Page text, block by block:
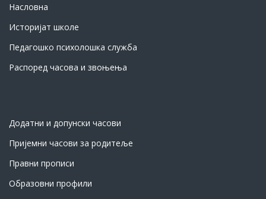
Насловна
Историјат школе
Педагошко психолошка служба
Распоред часова и звоњења
Додатни и допунски часови
Пријемни часови за родитеље
Правни прописи
Образовни профили